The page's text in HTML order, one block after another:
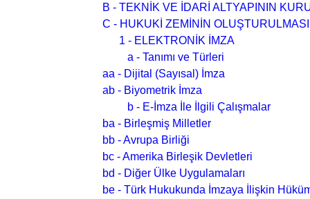
B - TEKNİK VE İDARİ ALTYAPININ
C - HUKUKİ ZEMİNİN OLUŞTURULMASI
1 - ELEKTRONİK İMZA
a - Tanımı ve Türleri
aa - Dijital (Sayısal) İmza
ab - Biyometrik İmza
b - E-İmza İle İlgili Çalışmalar
ba - Birleşmiş Milletler
bb - Avrupa Birliği
bc - Amerika Birleşik Devletleri
bd - Diğer Ülke Uygulamaları
be - Türk Hukukunda İmzaya İlişkin